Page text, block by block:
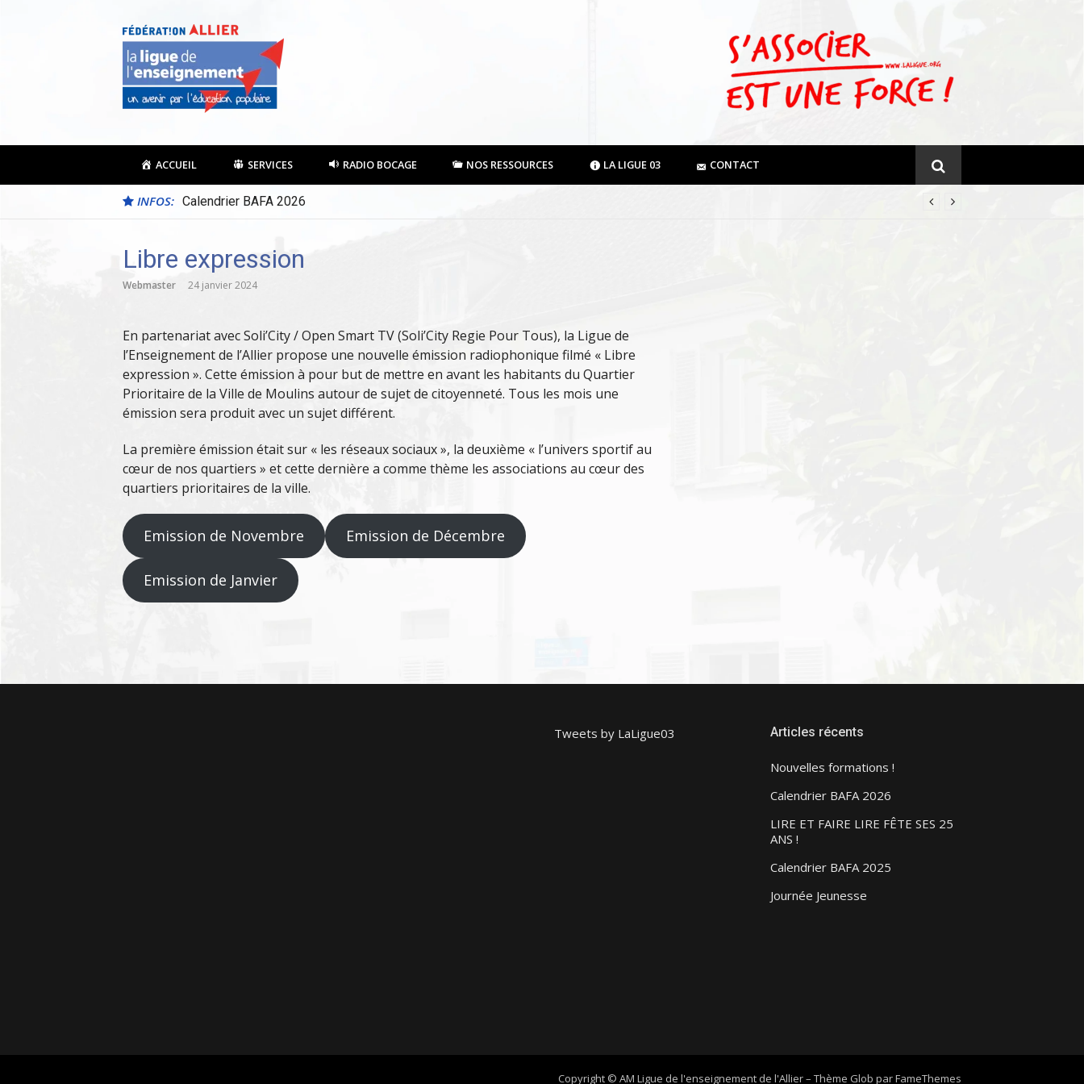
ACCUEIL SERVICES RADIO BOCAGE NOS RESSOURCES LA LIGUE 03 CONTACT
INFOS: Calendrier BAFA 2026
Libre expression
Webmaster 24 janvier 2024
En partenariat avec Soli’City / Open Smart TV (Soli’City Regie Pour Tous), la Ligue de
l’Enseignement de l’Allier propose une nouvelle émission radiophonique filmé « Libre
expression ». Cette émission à pour but de mettre en avant les habitants du Quartier
Prioritaire de la Ville de Moulins autour de sujet de citoyenneté. Tous les mois une
émission sera produit avec un sujet différent.
La première émission était sur « les réseaux sociaux », la deuxième « l’univers sportif au
cœur de nos quartiers » et cette dernière a comme thème les associations au cœur des
quartiers prioritaires de la ville.
Emission de Novembre Emission de Décembre
Emission de Janvier
Tweets by LaLigue03 Articles récents
Nouvelles formations !
Calendrier BAFA 2026
LIRE ET FAIRE LIRE FÊTE SES 25
ANS !
Calendrier BAFA 2025
Journée Jeunesse
Copyright © AM Ligue de l'enseignement de l'Allier– Thème Glob parFameThemes